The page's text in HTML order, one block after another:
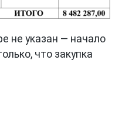
не указан — начало
что закупка